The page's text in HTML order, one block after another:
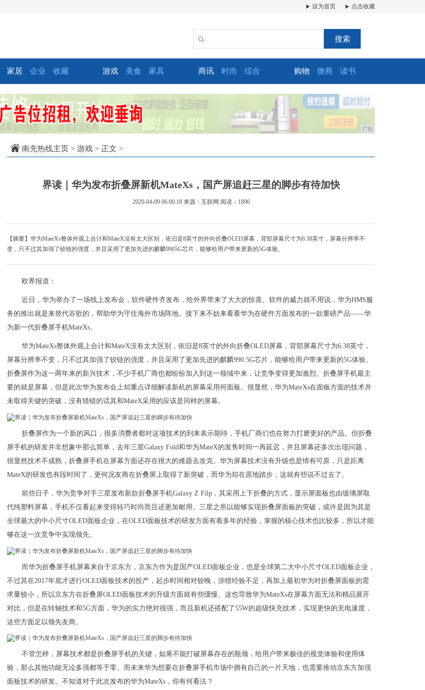
设为首页 点击收藏
搜索
家居 企业 收藏 游戏 美食 家具 商讯 时尚 综合 购物 微商 读书
广告
南充热线主页 > 游戏 > 正文 >
界读｜华为发布折叠屏新机MateXs，国产屏追赶三星的脚步有待加快
2020-04-09 06:00:18 来源：互联网 阅读：1896
【摘要】华为MateXs整体外观上合计和MateX没有太大区别，依旧是8英寸的外向折叠OLED屏幕，背部屏幕尺寸为6.38英寸，屏幕分辨率不
变，只不过其加强了铰链的强度，并且采用了更加先进的麒麟9905G芯片，能够给用户带来更新的5G体验。
欧界报道：
近日，华为举办了一场线上发布会，软件硬件齐发布，给外界带来了大大的惊喜。软件的威力就不用说，华为HMS服
务的推出就是来替代谷歌的，帮助华为守住海外市场阵地。接下来不妨来看看华为在硬件方面发布的一款重磅产品——华
为新一代折叠屏手机MateXs。
华为MateXs整体外观上合计和MateX没有太大区别，依旧是8英寸的外向折叠OLED屏幕，背部屏幕尺寸为6.38英寸，
屏幕分辨率不变，只不过其加强了铰链的强度，并且采用了更加先进的麒麟990 5G芯片，能够给用户带来更新的5G体验。
折叠屏作为这一两年来的新兴技术，不少手机厂商也都纷纷加入到这一领域中来，让竞争变得更加激烈。折叠屏手机最主
要的就是屏幕，但是此次华为发布会上却重点详细解读新机的屏幕采用何面板。很显然，华为MateXs在面板方面的技术并
未取得关键的突破，没有猜错的话其和MateX采用的应该是同样的屏幕。
折叠屏作为一个新的风口，很多消费者都对这项技术的到来表示期待，手机厂商们也在努力打磨更好的产品。但折叠
屏手机的研发并非想象中那么简单，去年三星Galaxy Fold和华为MateX的发售时间一再延迟，并且屏幕还多次出现问题，
很显然技术不成熟，折叠屏手机在屏幕方面还存在很大的难题去攻克。华为屏幕技术没有升级也是情有可原，只是距离
MateX的研发也有段时间了，更何况友商在折叠屏上取得了新突破，而华为却在原地踏步，这就有些说不过去了。
前些日子，华为竞争对手三星发布新款折叠屏手机Galaxy Z Filp，其采用上下折叠的方式，显示屏面板也由玻璃屏取
代纯塑料屏幕，手机不仅看起来变得轻巧时尚而且还更加耐用。三星之所以能够实现折叠屏面板的突破，或许是因为其是
全球最大的中小尺寸OLED面板企业，在OLED面板技术的研发方面有着多年的经验，掌握的核心技术也比较多，所以才能
够在这一次竞争中实现领先。
而华为折叠屏手机屏幕来自于京东方，京东方作为是国产OLED面板企业，也是全球第二大中小尺寸OLED面板企业，
不过其在2017年底才进行OLED面板技术的投产，起步时间相对较晚，涉猎经验不足，再加上最初华为对折叠屏面板的需
求量较小，所以京东方在折叠屏OLED面板技术的升级方面就有些缓慢。这也导致华为MateXs在屏幕方面无法和精品展开
对比，但是在转轴技术和5G方面，华为的实力绝对很强，而且新机还搭配了55W的超级快充技术，实现更快的充电速度，
这些方面足以领先友商。
不管怎样，屏幕技术都是折叠屏手机的关键，如果不能打破屏幕存在的瓶颈，给用户带来极佳的视觉体验和使用体
验，那么其他功能无论多强都等于零。而未来华为想要在折叠屏手机市场中拥有自己的一片天地，也需要推动京东方加强
面板技术的研发。不知道对于此次发布的华为MateXs，你有何看法？